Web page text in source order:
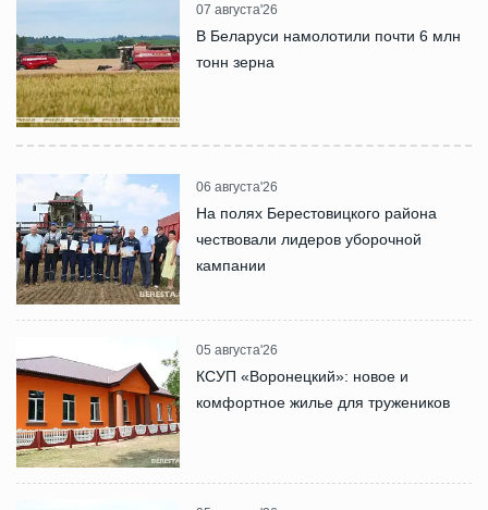
07 августа'26
В Беларуси намолотили почти 6 млн
тонн зерна
06 августа'26
На полях Берестовицкого района
чествовали лидеров уборочной
кампании
05 августа'26
КСУП «Воронецкий»: новое и
комфортное жилье для тружеников